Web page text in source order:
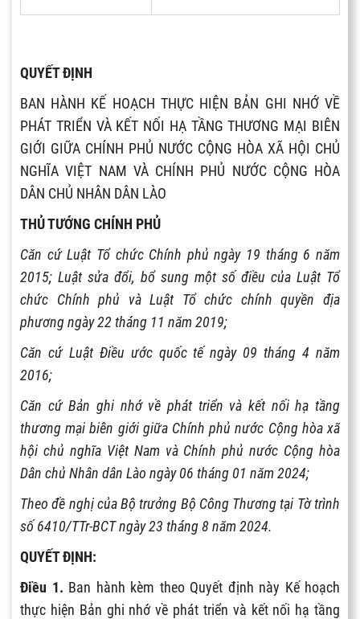
QUYẾT ĐỊNH
BAN HÀNH KẾ HOẠCH THỰC HIỆN BẢN GHI NHỚ VỀ
PHÁT TRIỂN VÀ KẾT NỐI HẠ TẦNG THƯƠNG MẠI BIÊN
GIỚI GIỮA CHÍNH PHỦ NƯỚC CỘNG HÒA XÃ HỘI CHỦ
NGHĨA VIỆT NAM VÀ CHÍNH PHỦ NƯỚC CỘNG HÒA
DÂN CHỦ NHÂN DÂN LÀO
THỦ TƯỚNG CHÍNH PHỦ
Căn cứ Luật Tổ chức Chính phủ ngày 19 tháng 6 năm
2015; Luật sửa đổi, bổ sung một số điều của Luật Tổ
chức Chính phủ và Luật Tổ chức chính quyền địa
phương ngày 22 tháng 11 năm 2019;
Căn cứ Luật Điều ước quốc tế ngày 09 tháng 4 năm
2016;
Căn cứ Bản ghi nhớ về phát triển và kết nối hạ tầng
thương mại biên giới giữa Chính phủ nước Cộng hòa xã
hội chủ nghĩa Việt Nam và Chính phủ nước Cộng hòa
Dân chủ Nhân dân Lào ngày 06 tháng 01 năm 2024;
Theo đề nghị của Bộ trưởng Bộ Công Thương tại Tờ trình
số 6410/TTr-BCT ngày 23 tháng 8 năm 2024.
QUYẾT ĐỊNH:
Điều 1. Ban hành kèm theo Quyết định này Kế hoạch
thực hiện Bản ghi nhớ về phát triển và kết nối hạ tầng